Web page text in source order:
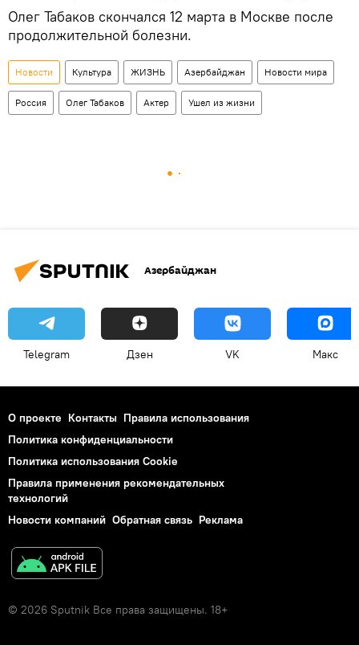
Олег Табаков скончался 12 марта в Москве после
продолжительной болезни.
Новости Культура ЖИЗНЬ Азербайджан Новости мира
Россия Олег Табаков Актер Ушел из жизни
Азербайджан
Telegram Дзен VK Макс
О проекте Контакты Правила использования
Политика конфиденциальности
Политика использования Cookie
Правила применения рекомендательных
технологий
Новости компаний Обратная связь Реклама
© 2026 Sputnik Все права защищены. 18+